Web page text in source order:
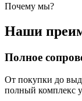
Почему мы?
Наши
Полное
От покупки до
полный комплекс